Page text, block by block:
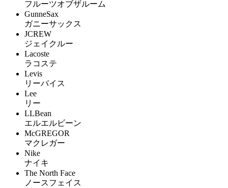
フルーツオブザルーム
GunneSax
ガニーサックス
JCREW
ジェイクルー
Lacoste
ラコステ
Levis
リーバイス
Lee
リー
LLBean
エルエルビーン
McGREGOR
マクレガー
Nike
ナイキ
The North Face
ノースフェイス